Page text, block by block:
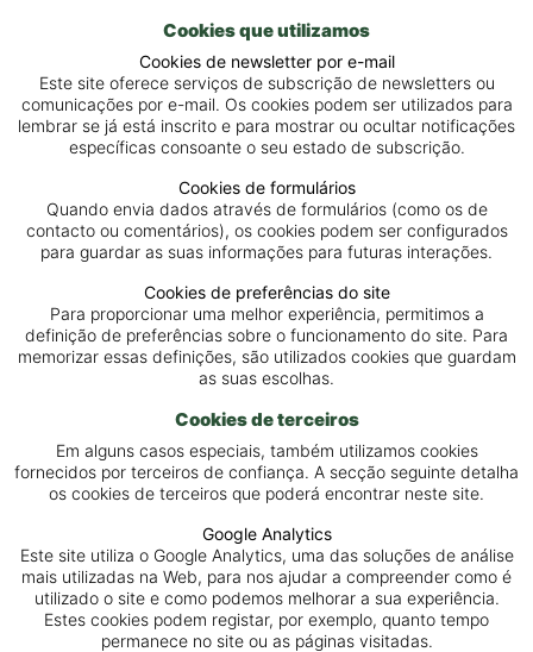
Cookies que utilizamos
Cookies de newsletter por e-mail
Este site oferece serviços de subscrição de newsletters ou
comunicações por e-mail. Os cookies podem ser utilizados para
lembrar se já está inscrito e para mostrar ou ocultar notificações
específicas consoante o seu estado de subscrição.
Cookies de formulários
Quando envia dados através de formulários (como os de
contacto ou comentários), os cookies podem ser configurados
para guardar as suas informações para futuras interações.
Cookies de preferências do site
Para proporcionar uma melhor experiência, permitimos a
definição de preferências sobre o funcionamento do site. Para
memorizar essas definições, são utilizados cookies que guardam
as suas escolhas.
Cookies de terceiros
Em alguns casos especiais, também utilizamos cookies
fornecidos por terceiros de confiança. A secção seguinte detalha
os cookies de terceiros que poderá encontrar neste site.
Google Analytics
Este site utiliza o Google Analytics, uma das soluções de análise
mais utilizadas na Web, para nos ajudar a compreender como é
utilizado o site e como podemos melhorar a sua experiência.
Estes cookies podem registar, por exemplo, quanto tempo
permanece no site ou as páginas visitadas.